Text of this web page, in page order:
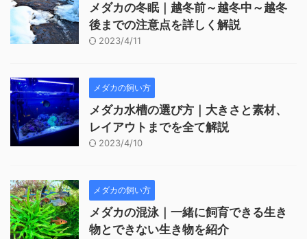
メダカの冬眠｜越冬前～越冬中～越冬
後までの注意点を詳しく解説
2023/4/11
メダカの飼い方
メダカ水槽の選び方｜大きさと素材、
レイアウトまでを全て解説
2023/4/10
メダカの飼い方
メダカの混泳｜一緒に飼育できる生き
物とできない生き物を紹介